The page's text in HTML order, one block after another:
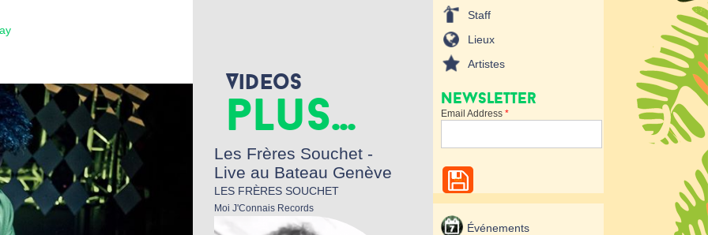
Videos
plus...
Les Frères Souchet -
Live au Bateau Genève
LES FRÈRES SOUCHET
Moi J'Connais Records
Staff
Lieux
Artistes
Newsletter
Email Address *
Événements